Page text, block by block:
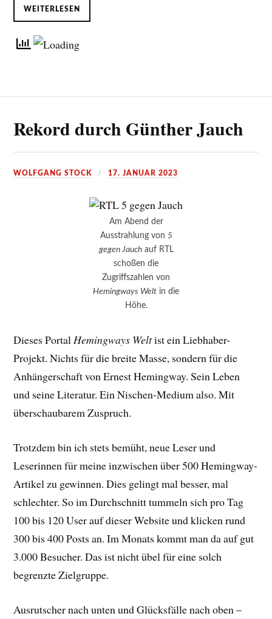
WEITERLESEN
Rekord durch Günther Jauch
WOLFGANG STOCK 17. JANUAR 2023
Am Abend der
Ausstrahlung von 5
gegen Jauchauf RTL
schoßen die
Zugriffszahlen von
Hemingways Welt in die
Höhe.
Dieses PortalHemingways Weltist ein Liebhaber-
Projekt. Nichts für die breite Masse, sondern für die
Anhängerschaft von Ernest Hemingway. Sein Leben
und seine Literatur. Ein Nischen-Medium also. Mit
überschaubarem Zuspruch.
Trotzdem bin ich stets bemüht, neue Leser und
Leserinnen für meine inzwischen über 500 Hemingway-
Artikel zu gewinnen. Dies gelingt mal besser, mal
schlechter. So im Durchschnitt tummeln sich pro Tag
100 bis 120 User auf dieser Website und klicken rund
300 bis 400 Posts an. Im Monats kommt man da auf gut
3.000 Besucher. Das ist nicht übel für eine solch
begrenzte Zielgruppe.
Ausrutscher nach unten und Glücksfälle nach oben –